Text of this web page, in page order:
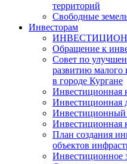
территорий
Свободные
Инвесторам
Обращение к
Совет по
развитию малого
в городе Кургане
Инвестиционная
Инвестиционная
Инвестиционный
Инвестиционная
План создания
объектов
Инвестиционное